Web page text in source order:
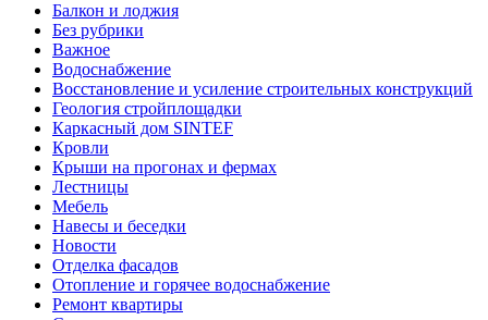
Балкон и лоджия
Без рубрики
Важное
Водоснабжение
Восстановление и усиление строительных конструкций
Геология стройплощадки
Каркасный дом SINTEF
Кровли
Крыши на прогонах и фермах
Лестницы
Мебель
Навесы и беседки
Новости
Отделка фасадов
Отопление и горячее водоснабжение
Ремонт квартиры